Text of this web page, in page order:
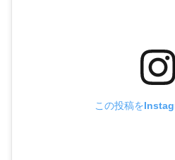
この投稿を